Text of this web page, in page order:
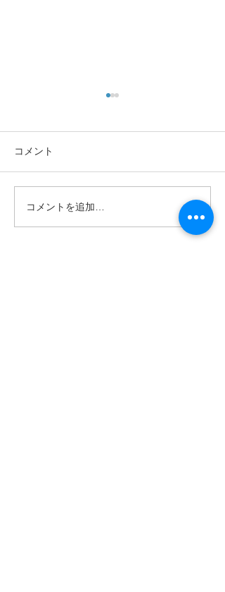
耳マーク ご存じです
か？
コメント
コメントを追加…